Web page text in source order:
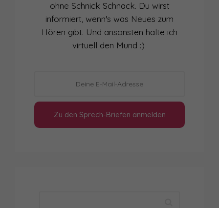
ohne Schnick Schnack. Du wirst
informiert, wenn's was Neues zum
Hören gibt. Und ansonsten halte ich
virtuell den Mund :)
Zu den Sprech-Briefen anmelden